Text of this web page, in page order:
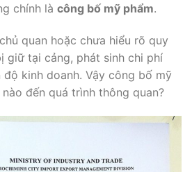
chính là công bố mỹ phẩm.
quan hoặc chưa hiểu rõ quy
giữ tại cảng, phát sinh chi phí
kinh doanh. Vậy công bố mỹ
đến quá trình thông quan?